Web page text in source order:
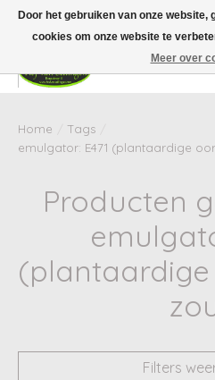
Wij zijn gesloten van 24 december tot en
dat de levertijd van uw bestelling in deze
gebruikelijk.
Home Tags
emulgator: E471 (plantaardige
Producten
Filters
Door het gebruiken van onze
cookies om onze website te
Meer over